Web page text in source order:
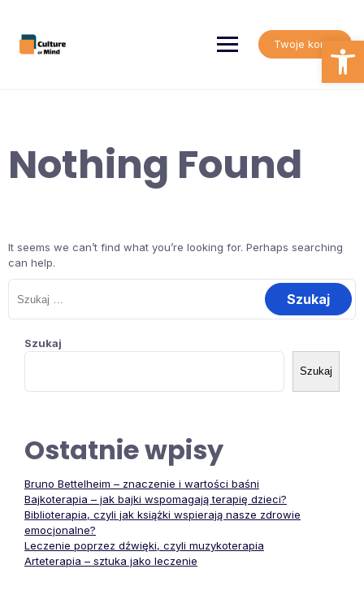
content
Twoje konto
Nothing Found
It seems we can’t find what you’re looking for. Perhaps searching
can help.
Szukaj:
Szukaj
Szukaj
Ostatnie wpisy
Bruno Bettelheim – znaczenie i wartości baśni
Bajkoterapia – jak bajki wspomagają terapię dzieci?
Biblioterapia, czyli jak książki wspierają nasze zdrowie
emocjonalne?
Leczenie poprzez dźwięki, czyli muzykoterapia
Arteterapia – sztuka jako leczenie